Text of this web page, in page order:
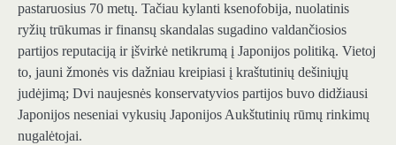
pastaruosius 70 metų. Tačiau kylanti ksenofobija, nuolatinis
ryžių trūkumas ir finansų skandalas sugadino valdančiosios
partijos reputaciją ir įšvirkė netikrumą į Japonijos politiką. Vietoj
to, jauni žmonės vis dažniau kreipiasi į kraštutinių dešiniųjų
judėjimą; Dvi naujesnės konservatyvios partijos buvo didžiausi
Japonijos neseniai vykusių Japonijos Aukštutinių rūmų rinkimų
nugalėtojai.